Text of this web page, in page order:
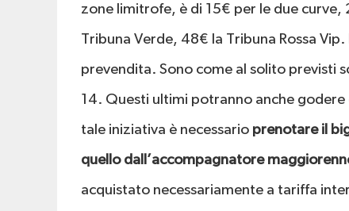
zone limitrofe, è di 15€ per le due
Tribuna Verde, 48€ la Tribuna Rossa
prevendita. Sono come al solito previsti
14. Questi ultimi potranno anche
tale iniziativa è necessario prenotare il
quello dall’accompagnatore
acquistato necessariamente a tariffa